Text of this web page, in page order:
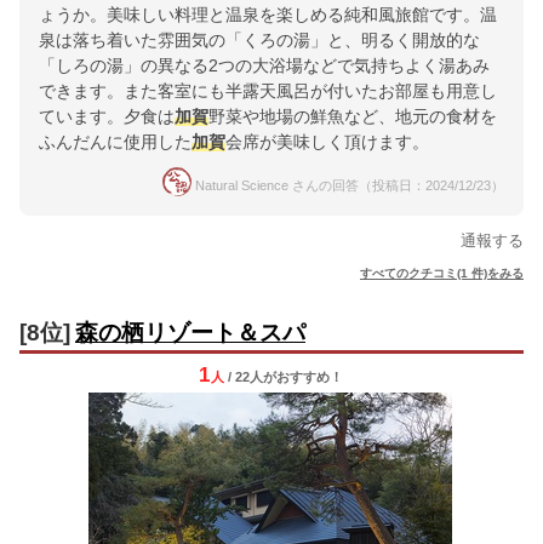
ょうか。美味しい料理と温泉を楽しめる純和風旅館です。温
泉は落ち着いた雰囲気の「くろの湯」と、明るく開放的な
「しろの湯」の異なる2つの大浴場などで気持ちよく湯あみ
できます。また客室にも半露天風呂が付いたお部屋も用意し
ています。夕食は加賀野菜や地場の鮮魚など、地元の食材を
ふんだんに使用した加賀会席が美味しく頂けます。
Natural Science さんの回答（投稿日：2024/12/23）
通報する
すべてのクチコミ(1 件)をみる
[8位] 森の栖リゾート＆スパ
1 人 / 22人がおすすめ！